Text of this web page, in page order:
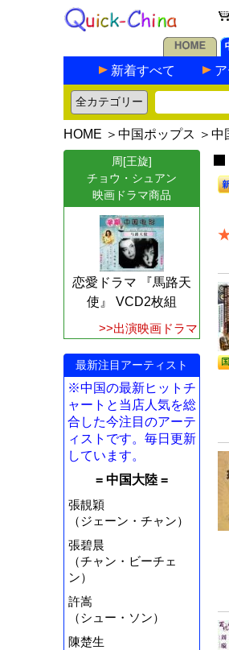
新着すべて
HOME ＞ 中国ポップス ＞ 中
周[王旋]
チョウ・シュアン
映画ドラマ商品
恋愛ドラマ 『馬路天
使』 VCD2枚組
>>出演映画ドラマ
最新注目アーティスト
※中国の最新ヒットチ
ャートと当店人気を総
合した今注目のアーテ
ィストです。毎日更新
しています。
= 中国大陸 =
張靚穎
（ジェーン・チャン）
張碧晨
（チャン・ビーチェ
ン）
許嵩
（シュー・ソン）
陳楚生
★